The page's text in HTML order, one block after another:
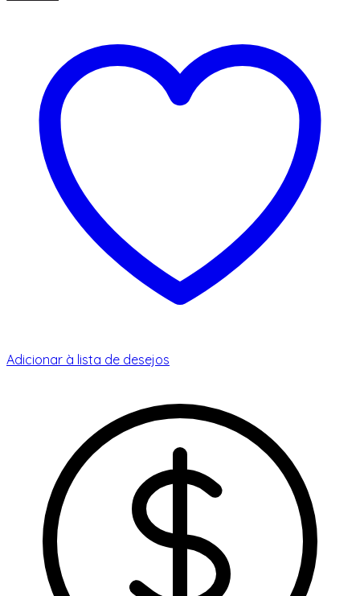
Adicionar à lista de desejos